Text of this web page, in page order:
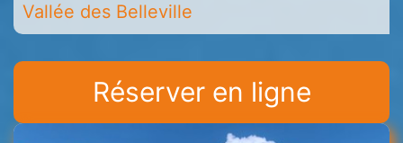
Belleville
-
Saint
Vallée des Belleville
Réserver en ligne